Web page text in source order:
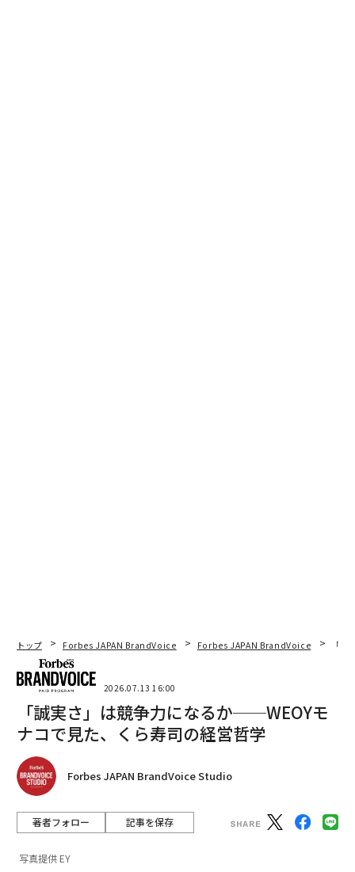
トップ Forbes JAPAN BrandVoice Forbes JAPAN BrandVoice 「
2026.07.13 16:00
「誠実さ」は競争力になるか──WEOYモ
ナコで見た、くら寿司の経営哲学
Forbes JAPAN BrandVoice Studio
著者フォロー 記事を保存
写真提供 EY